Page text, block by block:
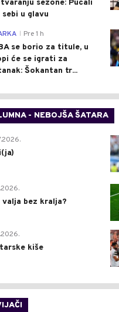
sezone: Pucali
sebi u glavu
Pre 1 h
se borio za titule, u
će se igrati za
Šokantan tr...
- NEBOJŠA ŠATARA
valja bez kralja?
kiše